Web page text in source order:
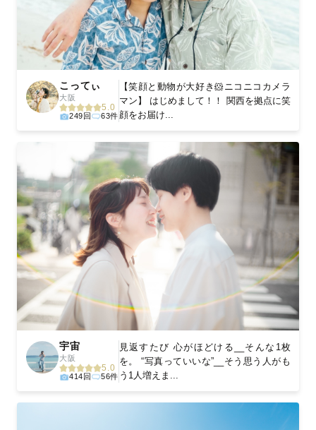
こってぃ
大阪
5.0
249回 63件
【笑顔と動物が大好き🐹ニコニコカメラ
マン】 はじめまして！！ 関西を拠点に笑
顔をお届け...
宇宙
大阪
5.0
414回 56件
見返すたび 心がほどける__そんな1枚
を。 “写真っていいな”__そう思う人がも
う1人増えま...